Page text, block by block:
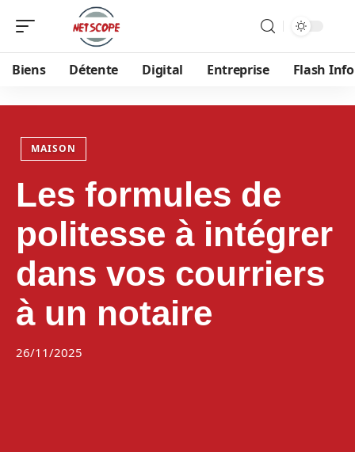
Biens Détente Digital Entreprise Flash Info
MAISON
Les formules de
politesse à intégrer
dans vos courriers
à un notaire
26/11/2025